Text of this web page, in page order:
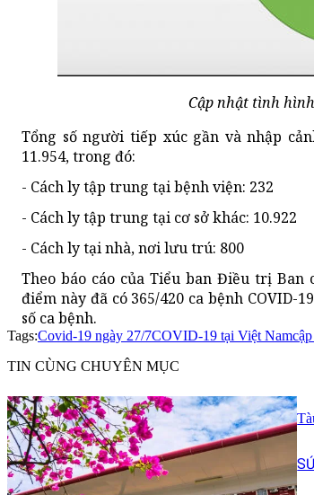
Cập nhật tình
Tổng số người tiếp xúc gần và nhập
11.954, trong đó:
- Cách ly tập trung tại bệnh viện: 232
- Cách ly tập trung tại cơ sở khác: 10.922
- Cách ly tại nhà, nơi lưu trú: 800
Theo báo cáo của Tiểu ban Điều trị Ban
điểm này đã có 365/420 ca bệnh COVID-
số ca bệnh.
Tags:Covid-19 ngày 27/7COVID-19 tại Việt Nam
TIN CÙNG CHUYÊN MỤC